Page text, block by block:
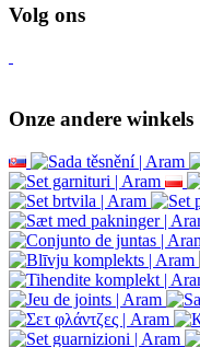
Volg ons
Onze andere winkels